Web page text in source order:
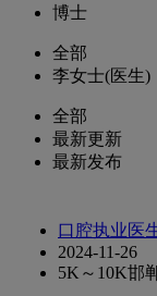
博士
全部
李女士(医生)
全部
最新更新
最新发布
口腔执业医
2024-11-26
5K～10K邯